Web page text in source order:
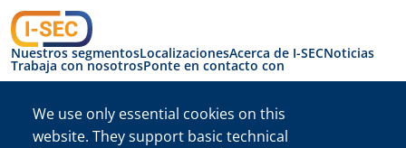
Nuestros segmentosLocalizacionesAcerca de I-SECNoticias
Trabaja con nosotrosPonte en contacto con
Cambiar el idioma: Español
We use only essential cookies on this
website. They support basic technical